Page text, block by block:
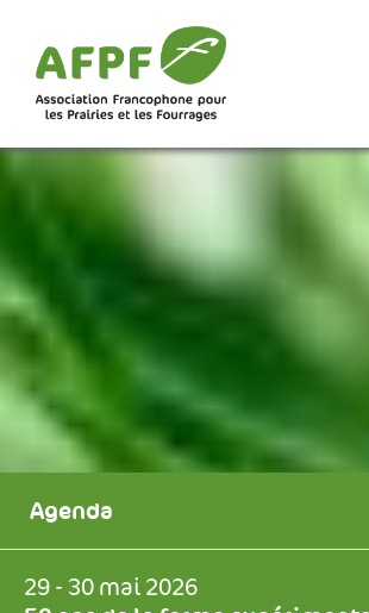
Agenda
29 - 30 mai 2026